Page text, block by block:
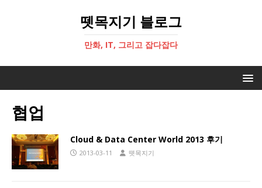
뗏목지기 블로그
만화, IT, 그리고 잡다잡다
협업
Cloud & Data Center World 2013 후기
2013-03-11 뗏목지기